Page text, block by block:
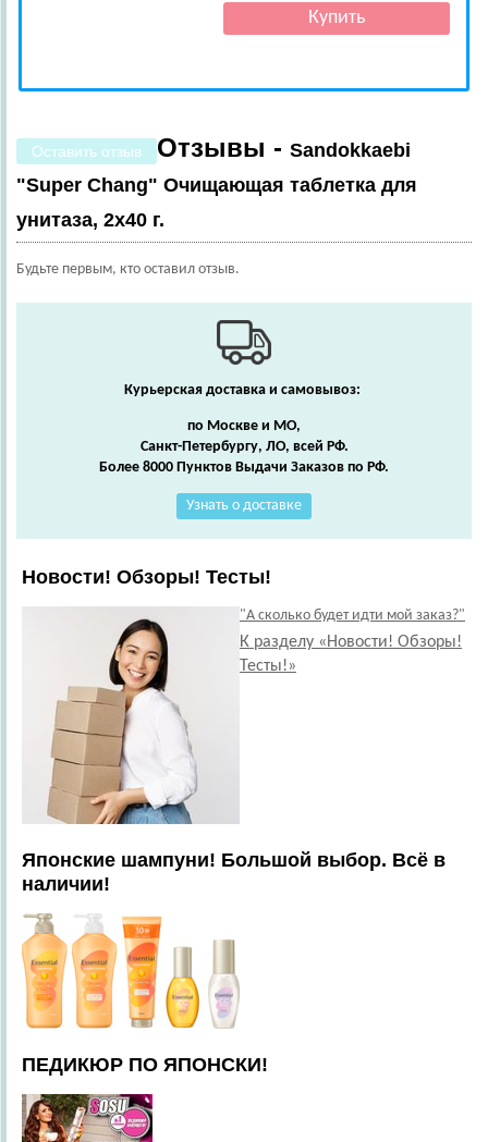
Оставить отзыв Отзывы - Sandokkaebi
"Super Chang" Очищающая таблетка для
унитаза, 2х40 г.
Будьте первым, кто оставил отзыв.
Курьерская доставка и самовывоз:
по Москве и МО,
Санкт-Петербургу, ЛО, всей РФ.
Более 8000 Пунктов Выдачи Заказов по РФ.
Узнать о доставке
Новости! Обзоры! Тесты!
"А сколько будет идти мой заказ?"
К разделу «Новости! Обзоры!
Тесты!»
Японские шампуни! Большой выбор. Всё в
наличии!
ПЕДИКЮР ПО ЯПОНСКИ!